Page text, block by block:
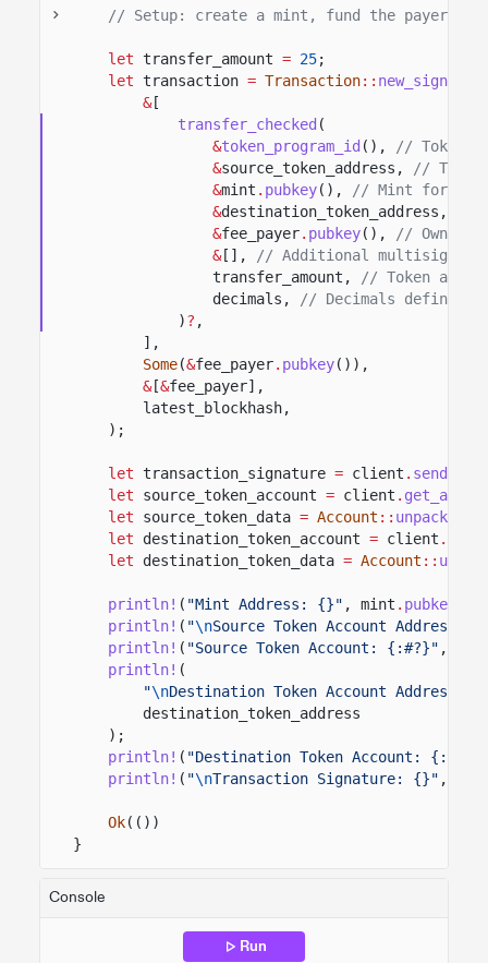
// Setup: create a mint, fund the payer's
let transfer_amount = 25;
let transaction = Transaction::
&[
transfer_checked (
&token_program_id (),
// Token
&source_token_address,
//
&mint . pubkey(),
// Mint for the
&destination_token_address,
&fee_payer. pubkey(),
// Owner
&[],
// Additional multisig
transfer_amount,
// Token
decimals,
// Decimals defined
)? ,
],
Some(&fee_payer. pubkey()),
&[&fee_payer],
latest_blockhash,
);
let transaction_signature = client .
let
source_token_account = client .
let
source_token_data = Account :: unpack
let
destination_token_account = client .
let
destination_token_data = Account ::
println! ( "Mint Address: {}" , mint . pubkey
println! ( "\nSource Token Account Address:
println! ( "Source Token Account: {:#?}" ,
println! (
"\nDestination Token Account Address:
destination_token_address
);
println! ( "Destination Token Account: {:#?}"
println! ( "\nTransaction Signature: {}" ,
Ok(())
}
Console
Run